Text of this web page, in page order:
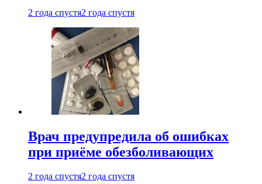
2 года спустя2 года спустя
Врач предупредила об ошибках
при приëме обезболивающих
2 года спустя2 года спустя